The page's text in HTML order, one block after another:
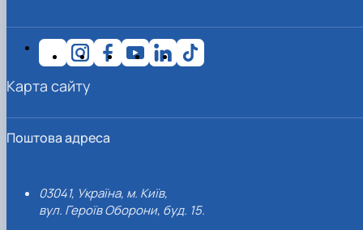
Поштова адреса
03041, Україна, м. Київ,
вул. Героїв Оборони, буд. 15.
Карта сайту